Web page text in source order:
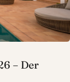
– Der